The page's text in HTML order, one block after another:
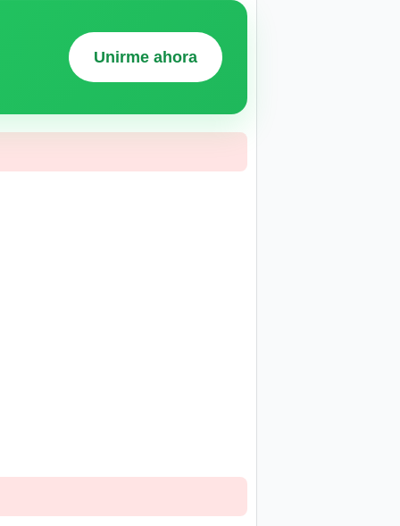
Unirme ahora